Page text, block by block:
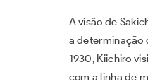
A visão de
a determinação
1930, Kiichiro
com a linha de